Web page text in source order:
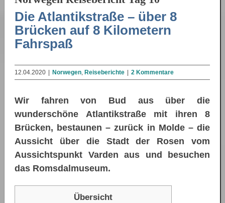
Die Atlantikstraße – über 8
Brücken auf 8 Kilometern
Fahrspaß
12.04.2020 Norwegen, Reiseberichte 2 Kommentare
Wir fahren von Bud aus über die
wunderschöne Atlantikstraße mit ihren 8
Brücken, bestaunen – zurück in Molde – die
Aussicht über die Stadt der Rosen vom
Aussichtspunkt Varden aus und besuchen
das Romsdalmuseum.
Übersicht